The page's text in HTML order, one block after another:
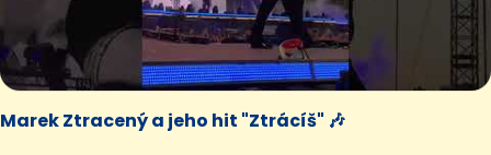
Marek Ztracený a jeho hit "Ztrácíš" 🎶